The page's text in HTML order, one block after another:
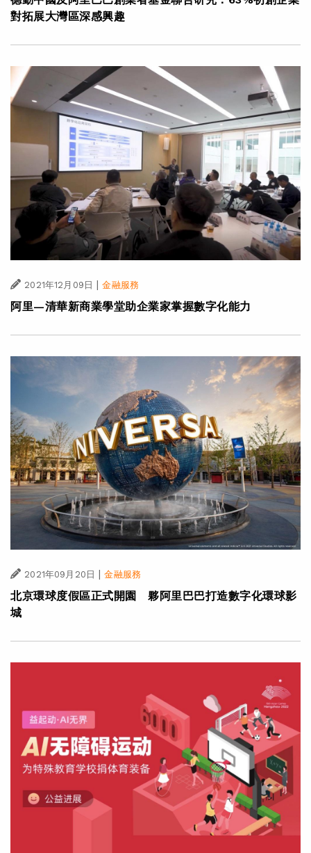
對拓展大灣區深感興趣
2021年12月09日 | 金融服務
阿里—清華新商業學堂助企業家掌握數字化能力
2021年09月20日 | 金融服務
北京環球度假區正式開園 夥阿里巴巴打造數字化環球影
城